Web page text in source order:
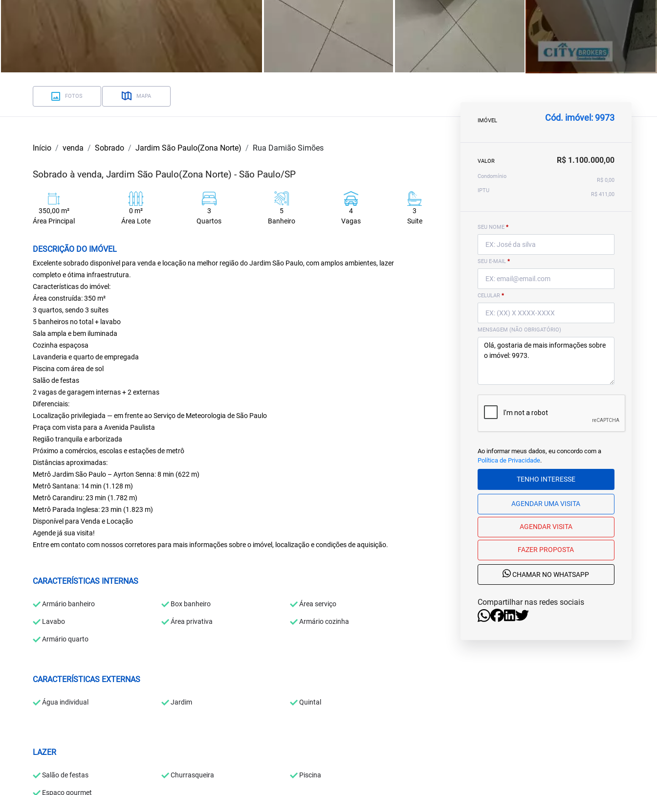
FOTOS MAPA
Início venda Sobrado Jardim São Paulo(Zona Norte) Rua Damião Simões
Sobrado à venda, Jardim São Paulo(Zona Norte) - São Paulo/SP
350,00 m²
Área Principal
0 m²
Área Lote
3
Quartos
5
Banheiro
4
Vagas
3
Suite
DESCRIÇÃO DO IMÓVEL
Excelente sobrado disponível para venda e locação na melhor região do Jardim São Paulo, com amplos ambientes, lazer
completo e ótima infraestrutura.
Características do imóvel:
Área construída: 350 m²
3 quartos, sendo 3 suítes
5 banheiros no total + lavabo
Sala ampla e bem iluminada
Cozinha espaçosa
Lavanderia e quarto de empregada
Piscina com área de sol
Salão de festas
2 vagas de garagem internas + 2 externas
Diferenciais:
Localização privilegiada — em frente ao Serviço de Meteorologia de São Paulo
Praça com vista para a Avenida Paulista
Região tranquila e arborizada
Próximo a comércios, escolas e estações de metrô
Distâncias aproximadas:
Metrô Jardim São Paulo – Ayrton Senna: 8 min (622 m)
Metrô Santana: 14 min (1.128 m)
Metrô Carandiru: 23 min (1.782 m)
Metrô Parada Inglesa: 23 min (1.823 m)
Disponível para Venda e Locação
Agende já sua visita!
Entre em contato com nossos corretores para mais informações sobre o imóvel, localização e condições de aquisição.
CARACTERÍSTICAS INTERNAS
Armário banheiro Box banheiro Área serviço
Lavabo Área privativa Armário cozinha
Armário quarto
CARACTERÍSTICAS EXTERNAS
Água individual Jardim Quintal
LAZER
Salão de festas Churrasqueira Piscina
Espaço gourmet
IMÓVEL Cód. imóvel: 9973
VALOR R$ 1.100.000,00
Condomínio
R$ 0,00
IPTU
R$ 411,00
SEU NOME *
SEU E-MAIL *
CELULAR *
MENSAGEM (NÃO OBRIGATÓRIO)
Ao informar meus dados, eu concordo com a
Política de Privacidade.
TENHO INTERESSE
AGENDAR UMA VISITA
AGENDAR VISITA
FAZER PROPOSTA
CHAMAR NO WHATSAPP
Compartilhar nas redes sociais